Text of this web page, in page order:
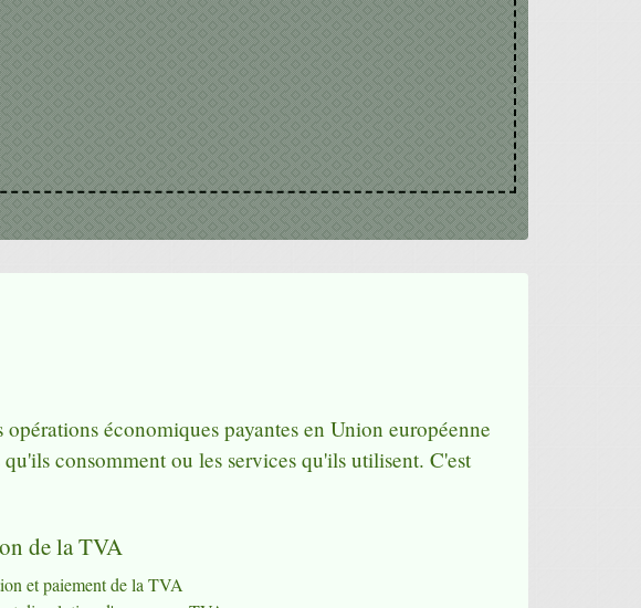
économiques payantes en Union européenne
consomment ou les services qu'ils utilisent. C'est
de la TVA
et paiement de la TVA